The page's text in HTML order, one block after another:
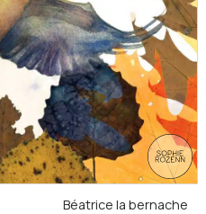
Béatrice la bernache